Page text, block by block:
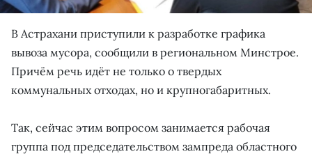
В Астрахани приступили к разработке графика
вывоза мусора, сообщили в региональном Минстрое.
Причём речь идёт не только о твердых
коммунальных отходах, но и крупногабаритных.
Так, сейчас этим вопросом занимается рабочая
группа под председательством зампреда областного